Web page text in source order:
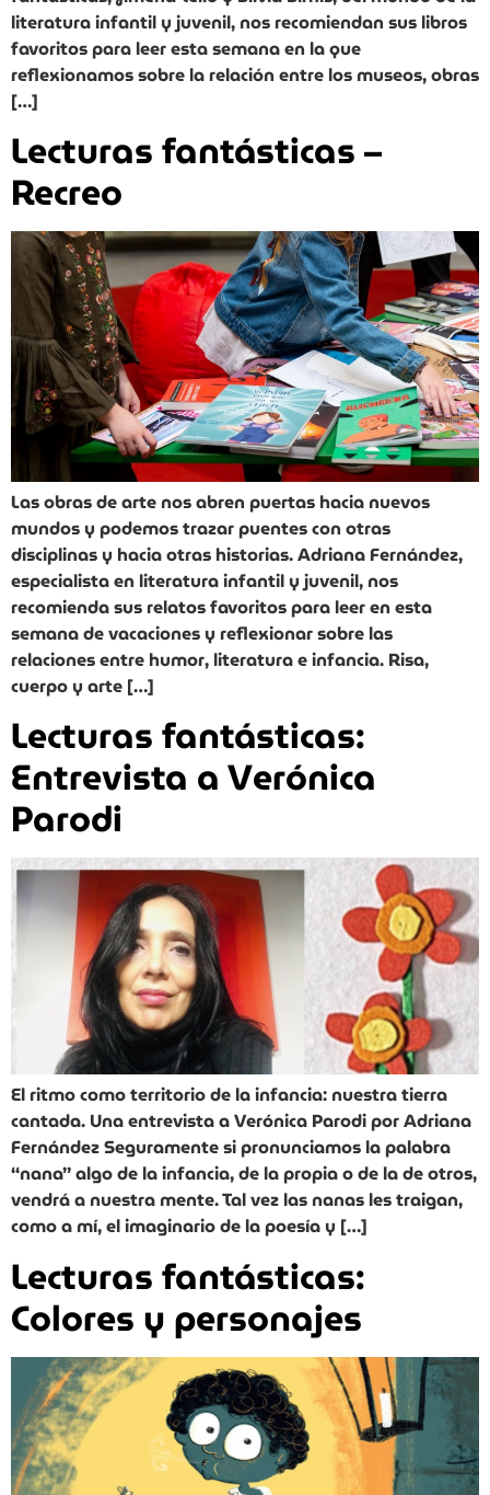
literatura infantil y juvenil, nos recomiendan sus libros
favoritos para leer esta semana en la que
reflexionamos sobre la relación entre los museos, obras
[…]
Lecturas fantásticas –
Recreo
Las obras de arte nos abren puertas hacia nuevos
mundos y podemos trazar puentes con otras
disciplinas y hacia otras historias. Adriana Fernández,
especialista en literatura infantil y juvenil, nos
recomienda sus relatos favoritos para leer en esta
semana de vacaciones y reflexionar sobre las
relaciones entre humor, literatura e infancia. Risa,
cuerpo y arte […]
Lecturas fantásticas:
Entrevista a Verónica
Parodi
El ritmo como territorio de la infancia: nuestra tierra
cantada. Una entrevista a Verónica Parodi por Adriana
Fernández Seguramente si pronunciamos la palabra
“nana” algo de la infancia, de la propia o de la de otros,
vendrá a nuestra mente. Tal vez las nanas les traigan,
como a mí, el imaginario de la poesía y […]
Lecturas fantásticas:
Colores y personajes